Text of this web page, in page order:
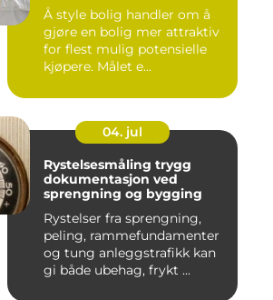
Å style bolig handler om å
gjøre en bolig mer attraktiv
for flest mulig potensielle
kjøpere. Målet e...
04. jul
Rystelsesmåling trygg
dokumentasjon ved
sprengning og bygging
Rystelser fra sprengning,
peling, rammefundamenter
og tung anleggstrafikk kan
gi både ubehag, frykt ...